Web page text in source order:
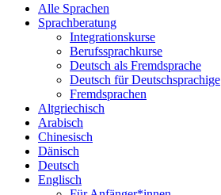
Alle Sprachen
Sprachberatung
Integrationskurse
Berufssprachkurse
Deutsch als Fremdsprache
Deutsch für Deutschsprachige
Fremdsprachen
Altgriechisch
Arabisch
Chinesisch
Dänisch
Deutsch
Englisch